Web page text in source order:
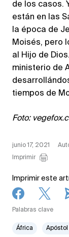
de los casos.
están en las
la época de
Moisés, pero
al Hijo de
ministerio de
tiempos de
Foto:
junio 17, 2021
Imprimir
Imprimir este
Palabras clave
África